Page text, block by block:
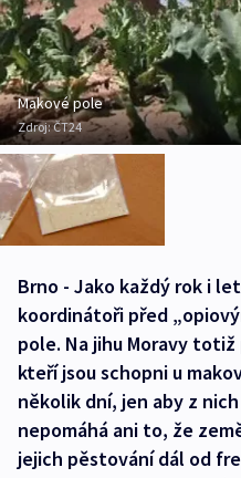
Makové pole
Zdroj:ČT24
Brno - Jako každý rok i
koordinátoři před
pole. Na jihu Moravy
kteří jsou schopni u
několik dní, jen aby z
nepomáhá ani to, že
jejich pěstování dál od